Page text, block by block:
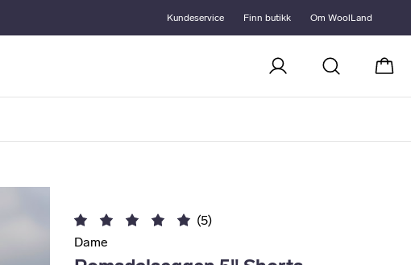
Kundeservice Finn butikk Om WoolLand
(5)
Dame